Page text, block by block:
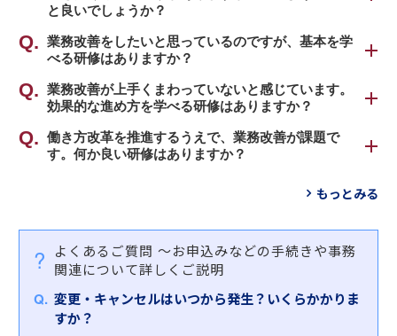
工夫」から始められるアプローチを重視しているこ
と、②業務について深く考えるようになることで
す。
業務改善のアプローチは、「本質的な問題に対して
困難を覚悟で抜本的な改善する方法」と、「できる
ものから着手したうえで本質的な問題に切り込む」
という方法に二分されます。インソースでは、後者
の中で小さな成功体験を積み、業務改善を日々の業
また、マニュアル作成では、作成のために業務を整
理し、見える化・標準化することで、仕事の中の
「ムリ」「ムダ」「ムラ」や自分なりの工夫に気づ
くことができます。そのうえで「働き方改革」や
「ＲＰＡ化（自動化）」につなげる方法をお伝えい
たします。
と良いでしょうか？
インソース公開講座の業務改善・マニュアル作成研
修は、大きく分けて２種類のものがあります。
①職場の課題を解決する業務改善手法を学ぶ研修
ミスの防止策や改善手法、具体的な実行計画の立て
方まで身につけます。
②現場に伝わるマニュアルの作成スキルを習得する
現場に合った様式を考えるなど、属人化を防ぐ業務
標準化スキルを習得します。
お客さまのご受講の目的に合わせて、ラインナップ
業務改善をしたいと思っているのですが、基本を学
べる研修はありますか？
職場における業務改善の基本的な流れを身につける
「業務改善研修」をおすすめします。
【対象者】
しい方
・いつのまにか計画が曖昧になり終わってしまう方
本研修では、業務改善の流れを９つのステップに分
け、それぞれのポイントを学ぶことで、確実に業務
業務改善が上手くまわっていないと感じています。
効果的な進め方を学べる研修はありますか？
部門単位で推進する業務改善の効果的な進め方を習
得する「プロジェクト推進研修～関係者を巻き込み
・部署内の業務改善活動を任されているリーダー・
管理職の方
・過去に業務改善活動が停滞した経験のある方
・部門横断的な改善プロジェクトに携わる方
働き方改革を推進するうえで、業務改善が課題で
す。何か良い研修はありますか？
業務改善
すすめします。
【対象者】
・管理職あるいは現場リーダークラスの方
もっとみる
よくあるご質問 ～お申込みなどの手続きや事務
関連について詳しくご説明
変更・キャンセルはいつから発生？いくらかかりま
すか？